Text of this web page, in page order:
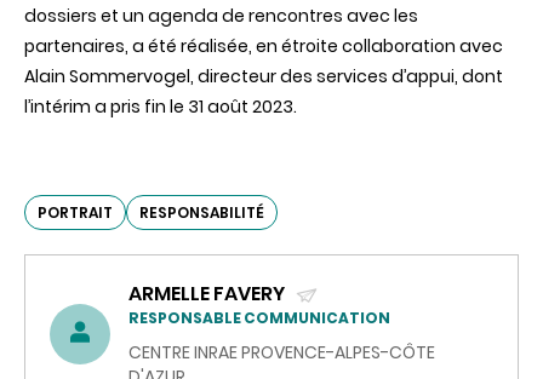
dossiers et un agenda de rencontres avec les
partenaires, a été réalisée, en étroite collaboration avec
Alain Sommervogel, directeur des services d’appui, dont
l’intérim a pris fin le 31 août 2023.
PORTRAIT RESPONSABILITÉ
ARMELLE FAVERY
(ENVOYER
UN
RESPONSABLE COMMUNICATION
CENTRE INRAE PROVENCE-ALPES-CÔTE